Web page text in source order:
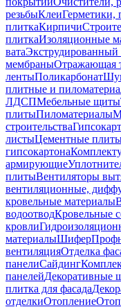
резьбыКлеиГерметики,
плиткаКирпичи
плиткаИзоляционные
ватаЭкструдированный
мембраныОтражающая
лентыПоликарбонат
плитные и
ЛДСПМебельные щиты
плитыПиломатериалы
строительства
листыЦементные
гипсокартона
армирующие
плитыВентиляторы
вентиляционные,
кровельные материалы
водоотводКровельные
кровли
материалыШифер
вентиляцияОтделка
панелиСайдинг
панелейДекоративные
плитка для фасада
отделкиОтопление